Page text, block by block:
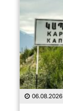
06.08.2026